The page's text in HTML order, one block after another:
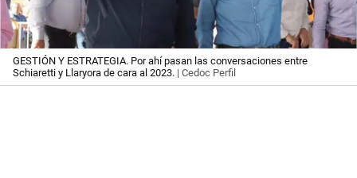
GESTIÓN Y ESTRATEGIA. Por ahí pasan las conversaciones entre
Schiaretti y Llaryora de cara al 2023. | Cedoc Perfil